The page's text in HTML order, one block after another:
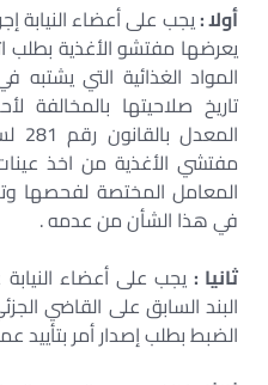
أولا :يجب على أعضاء النيابة
يعرضها مفتشو الأغذية بطلب
المواد الغذائية التي
مفتشي الأغذية من اخذ
المعامل المختصة لفحصها
في هذا الشأن من عدمه .
ثانيا : يجب على أعضاء
البند السابق على القاضي
الضبط بطلب إصدار أمر بتأييد